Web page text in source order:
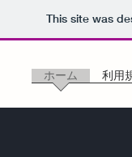
This site was
ホーム 利用